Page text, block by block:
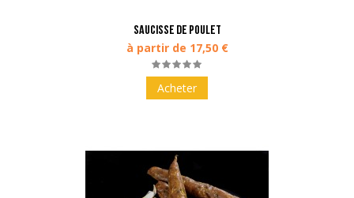
Saucisse de poulet
à partir de 17,50 €
Acheter